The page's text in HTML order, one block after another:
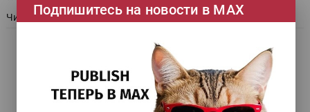
Читать далее
Подпишитесь на новости в МАХ